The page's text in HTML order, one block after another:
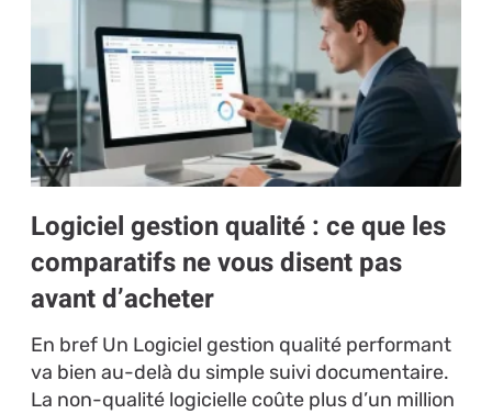
Logiciel gestion qualité : ce que les
comparatifs ne vous disent pas
avant d’acheter
En bref Un Logiciel gestion qualité performant
va bien au-delà du simple suivi documentaire.
La non-qualité logicielle coûte plus d’un million